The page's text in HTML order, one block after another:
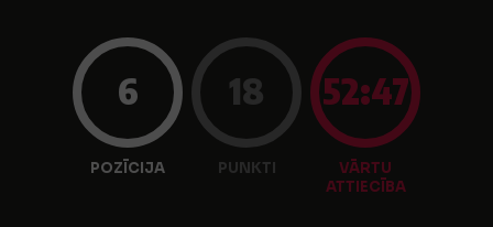
6
POZĪCIJA
18
PUNKTI
52:47
VĀRTU
ATTIECĪBA